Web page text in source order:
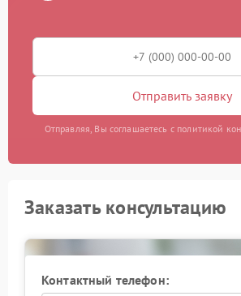
Отправить заявку
Отправляя, Вы соглашаетесь с политикой
Заказать консультацию
Контактный телефон: